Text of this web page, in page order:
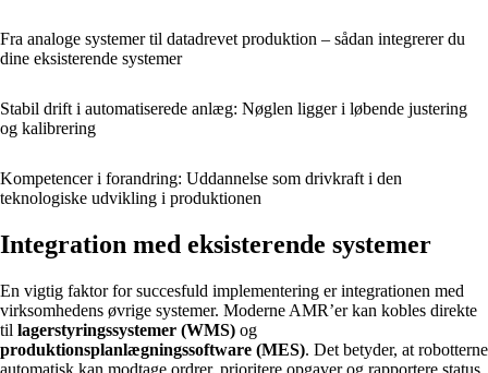
Fra analoge systemer til datadrevet produktion – sådan integrerer du
dine eksisterende systemer
Stabil drift i automatiserede anlæg: Nøglen ligger i løbende justering
og kalibrering
Kompetencer i forandring: Uddannelse som drivkraft i den
teknologiske udvikling i produktionen
Integration med eksisterende systemer
En vigtig faktor for succesfuld implementering er integrationen med
virksomhedens øvrige systemer. Moderne AMR’er kan kobles direkte
til lagerstyringssystemer (WMS) og
produktionsplanlægningssoftware (MES). Det betyder, at robotterne